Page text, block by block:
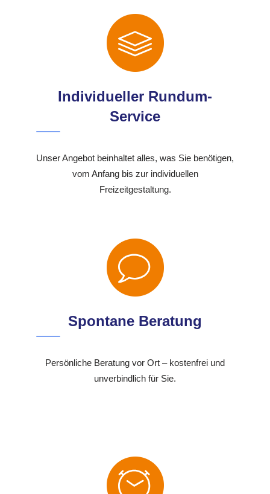
Individueller Rundum-
Service
Unser Angebot beinhaltet alles, was Sie benötigen,
vom Anfang bis zur individuellen
Freizeitgestaltung.
Spontane Beratung
Persönliche Beratung vor Ort – kostenfrei und
unverbindlich für Sie.